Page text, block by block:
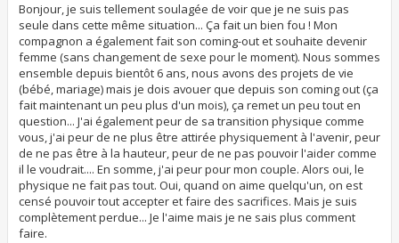
s
a
g
e
Bonjour, je suis tellement soulagée de voir que je ne suis pas
seule dans cette même situation... Ça fait un bien fou ! Mon
compagnon a également fait son coming-out et souhaite devenir
femme (sans changement de sexe pour le moment). Nous sommes
ensemble depuis bientôt 6 ans, nous avons des projets de vie
(bébé, mariage) mais je dois avouer que depuis son coming out (ça
fait maintenant un peu plus d'un mois), ça remet un peu tout en
question... J'ai également peur de sa transition physique comme
vous, j'ai peur de ne plus être attirée physiquement à l'avenir, peur
de ne pas être à la hauteur, peur de ne pas pouvoir l'aider comme
il le voudrait.... En somme, j'ai peur pour mon couple. Alors oui, le
physique ne fait pas tout. Oui, quand on aime quelqu'un, on est
censé pouvoir tout accepter et faire des sacrifices. Mais je suis
complètement perdue... Je l'aime mais je ne sais plus comment
faire.